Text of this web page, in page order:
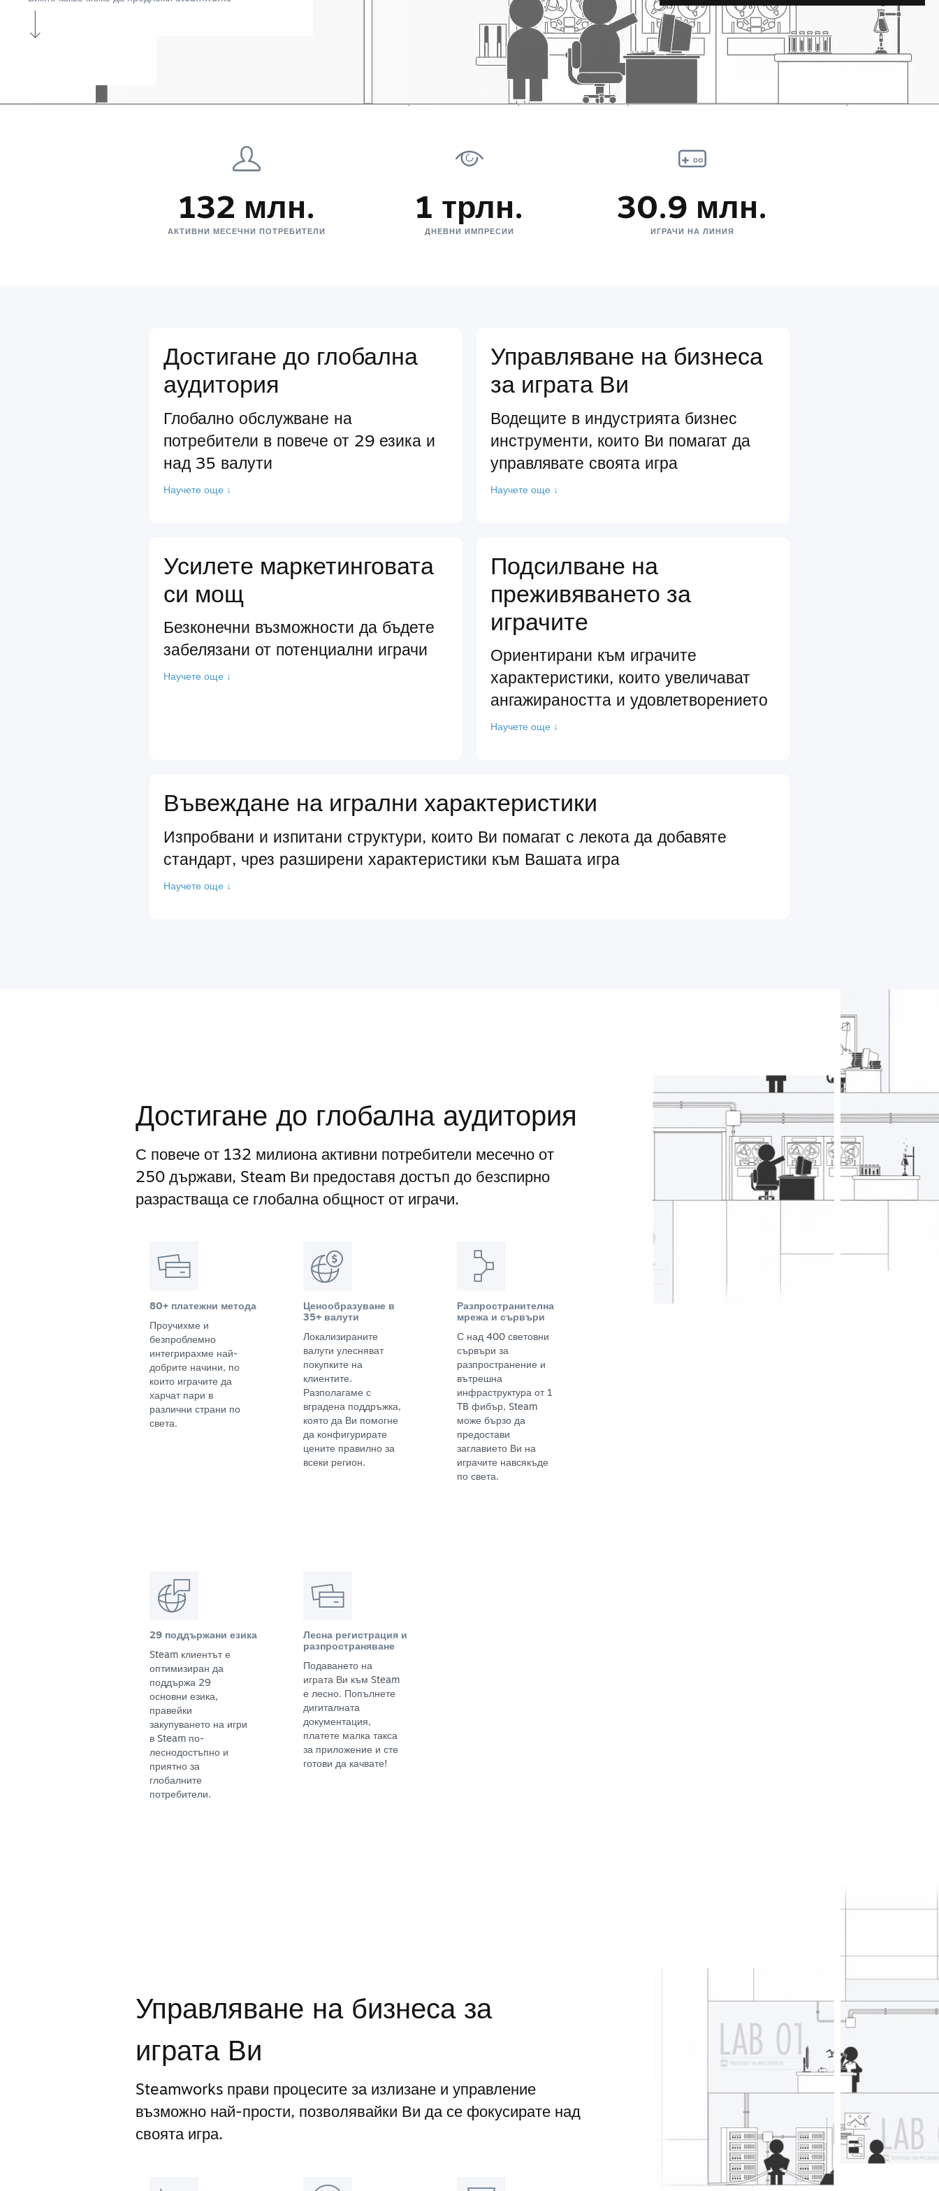
132 млн.
АКТИВНИ МЕСЕЧНИ ПОТРЕБИТЕЛИ
1 трлн.
ДНЕВНИ ИМПРЕСИИ
30.9 млн.
ИГРАЧИ НА ЛИНИЯ
Достигане до глобална
аудитория
Глобално обслужване на
потребители в повече от 29 езика и
над 35 валути
Научете още ↓
Управляване на бизнеса
за играта Ви
Водещите в индустрията бизнес
инструменти, които Ви помагат да
управлявате своята игра
Научете още ↓
Усилете маркетинговата
си мощ
Безконечни възможности да бъдете
забелязани от потенциални играчи
Научете още ↓
Подсилване на
преживяването за
играчите
Ориентирани към играчите
характеристики, които увеличават
ангажираността и удовлетворението
Научете още ↓
Въвеждане на игрални характеристики
Изпробвани и изпитани структури, които Ви помагат с лекота да добавяте
стандарт, чрез разширени характеристики към Вашата игра
Научете още ↓
Достигане до глобална аудитория
С повече от 132 милиона активни потребители месечно от
250 държави, Steam Ви предоставя достъп до безспирно
разрастваща се глобална общност от играчи.
80+ платежни метода
Проучихме и
безпроблемно
интегрирахме най-
добрите начини, по
които играчите да
харчат пари в
различни страни по
света.
Ценообразуване в
35+ валути
Локализираните
валути улесняват
покупките на
клиентите.
Разполагаме с
вградена поддръжка,
която да Ви помогне
да конфигурирате
цените правилно за
всеки регион.
Разпространителна
мрежа и сървъри
С над 400 световни
сървъри за
разпространение и
вътрешна
инфраструктура от 1
TB фибър, Steam
може бързо да
предостави
заглавието Ви на
играчите навсякъде
по света.
29 поддържани езика
Steam клиентът е
оптимизиран да
поддържа 29
основни езика,
правейки
закупуването на игри
в Steam по-
леснодостъпно и
приятно за
глобалните
потребители.
Лесна регистрация и
разпространяване
Подаването на
играта Ви към Steam
е лесно. Попълнете
дигиталната
документация,
платете малка такса
за приложение и сте
готови да качвате!
Управляване на бизнеса за
играта Ви
Steamworks прави процесите за излизане и управление
възможно най-прости, позволявайки Ви да се фокусирате над
своята игра.